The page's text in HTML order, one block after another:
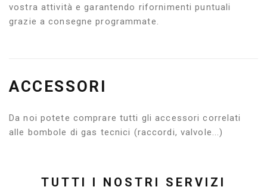
vostra attività e garantendo rifornimenti puntuali
grazie a consegne programmate.
ACCESSORI
Da noi potete comprare tutti gli accessori correlati
alle bombole di gas tecnici (raccordi, valvole...)
TUTTI I NOSTRI SERVIZI